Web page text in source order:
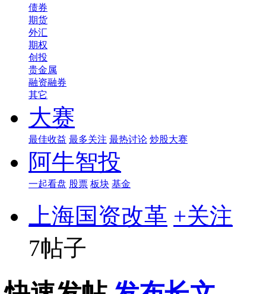
债券
期货
外汇
期权
创投
贵金属
融资融券
其它
大赛
最佳收益 最多关注 最热讨论 炒股大赛
阿牛智投
一起看盘 股票 板块 基金
上海国资改革 +关注
7帖子